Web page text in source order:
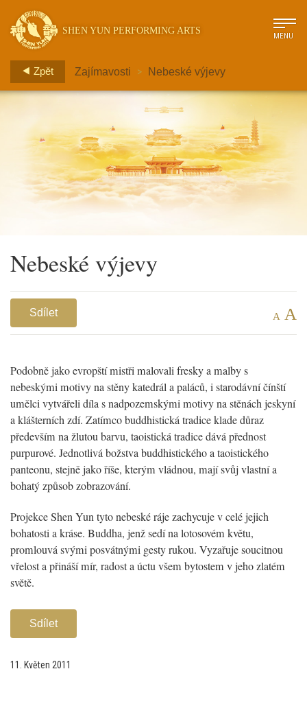
SHEN YUN PERFORMING ARTS
MENU
Zpět Zajímavosti > Nebeské výjevy
Nebeské výjevy
Sdílet A A
Podobně jako evropští mistři malovali fresky a malby s
nebeskými motivy na stěny katedrál a paláců, i starodávní čínští
umělci vytvářeli díla s nadpozemskými motivy na stěnách jeskyní
a klášterních zdí. Zatímco buddhistická tradice klade důraz
především na žlutou barvu, taoistická tradice dává přednost
purpurové. Jednotlivá božstva buddhistického a taoistického
panteonu, stejně jako říše, kterým vládnou, mají svůj vlastní a
bohatý způsob zobrazování.
Projekce Shen Yun tyto nebeské ráje zachycuje v celé jejich
bohatosti a kráse. Buddha, jenž sedí na lotosovém květu,
promlouvá svými posvátnými gesty rukou. Vyzařuje soucitnou
vřelost a přináší mír, radost a úctu všem bytostem v jeho zlatém
světě.
Sdílet
11. Květen 2011